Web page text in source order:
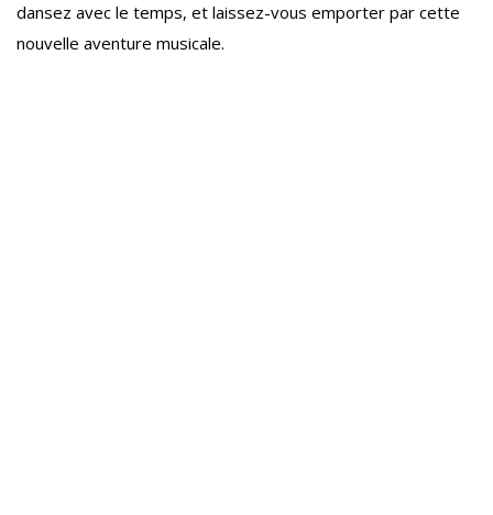
dansez avec le temps, et laissez-vous emporter par cette
nouvelle aventure musicale.